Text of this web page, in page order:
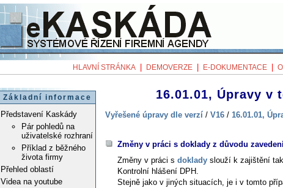
HLAVNÍ STRÁNKA DEMOVERZE E-DOKUMENTACE
Základní informace
Představení Kaskády
Pár pohledů na
uživatelské rozhraní
Příklad z běžného
života firmy
Přehled oblastí
Videa na youtube
16.01.01, Úpravy v
Vyřešené úpravy dle verzí / V16 / 16.01.01,
Změny v práci s doklady z důvodu
Změny v práci s doklady slouží k zajištění
Kontrolní hlášení DPH.
Stejně jako v jiných situacích, je i v tomto